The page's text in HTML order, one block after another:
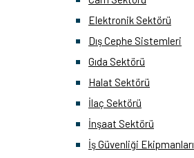
Elektronik Sektörü
Dış Cephe Sistemleri
Gıda Sektörü
Halat Sektörü
İlaç Sektörü
İnşaat Sektörü
İş Güvenliği Ekipmanları